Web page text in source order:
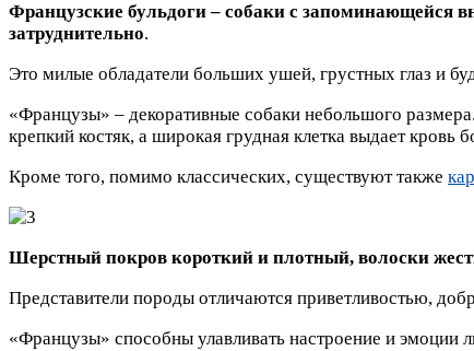
Французские бульдоги – собаки с запоминающейся
затруднительно.
Это милые обладатели больших ушей, грустных глаз и
«Французы» – декоративные собаки небольшого
крепкий костяк, а широкая грудная клетка выдает кровь
Кроме того, помимо классических, существуют также
Шерстный покров короткий и плотный, волоски
Представители породы отличаются приветливостью,
«Французы» способны улавливать настроение и эмоции